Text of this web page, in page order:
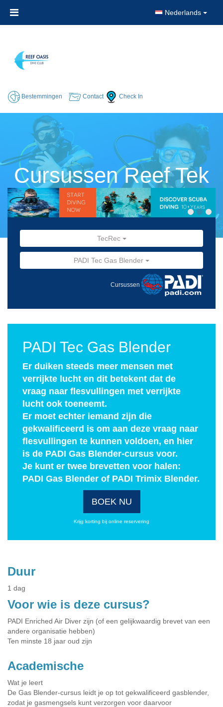
Nederlands
Bestemmingen Contact Check In
Cursussen Reef Tek
TecRec
PADI Tec Gas Blender
Cursussen
PADI Tec Gas Blender
Er duiken steeds meer mensen met
verrijkte lucht en dit betekent dat de
vraag naar flesvullingen met verrijkte
lucht ook toeneemt.
Er moet echter iemand zijn die
gekwalificeerd is om aan deze vraag naar
flesvullingen te kunnen voldoen, en hier
is de PADI Gas Blender-cursus voor.
Je kunt er twee brevetten voor halen:
PADI Gas Blender of PADI Trimix Blender.
BOEK NU
Krijg korting bij online reservering
Duur
1 dag
Voor wie is deze cursus?
PADI Enriched Air Diver zijn (of een gelijkwaardig brevet van een
andere organisatie hebben)
Ten minste 18 jaar oud zijn
Academische
Wat je leert
De Gas Blender-cursus leidt je op tot gekwalificeerd gasblender,
zodat je gasmengsels kunt verzorgen voor daarvoor